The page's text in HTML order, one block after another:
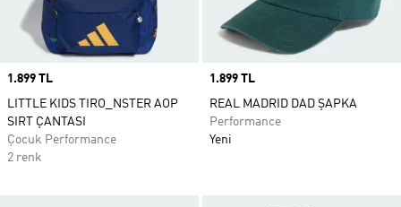
Price
1.899 TL
LITTLE KIDS TIRO_NSTER AOP
SIRT ÇANTASI
Çocuk Performance
2 renk
Price
1.899 TL
REAL MADRID DAD ŞAPKA
Performance
Yeni